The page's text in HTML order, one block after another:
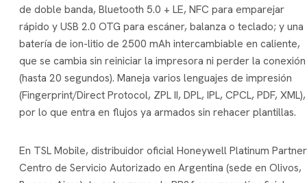
de doble banda, Bluetooth 5.0 + LE, NFC para emparejar
rápido y USB 2.0 OTG para escáner, balanza o teclado; y una
batería de ion-litio de 2500 mAh intercambiable en caliente,
que se cambia sin reiniciar la impresora ni perder la conexión
(hasta 20 segundos). Maneja varios lenguajes de impresión
(Fingerprint/Direct Protocol, ZPL II, DPL, IPL, CPCL, PDF, XML),
por lo que entra en flujos ya armados sin rehacer plantillas.
En TSL Mobile, distribuidor oficial Honeywell Platinum
Centro de Servicio Autorizado en Argentina (sede en Olivos,